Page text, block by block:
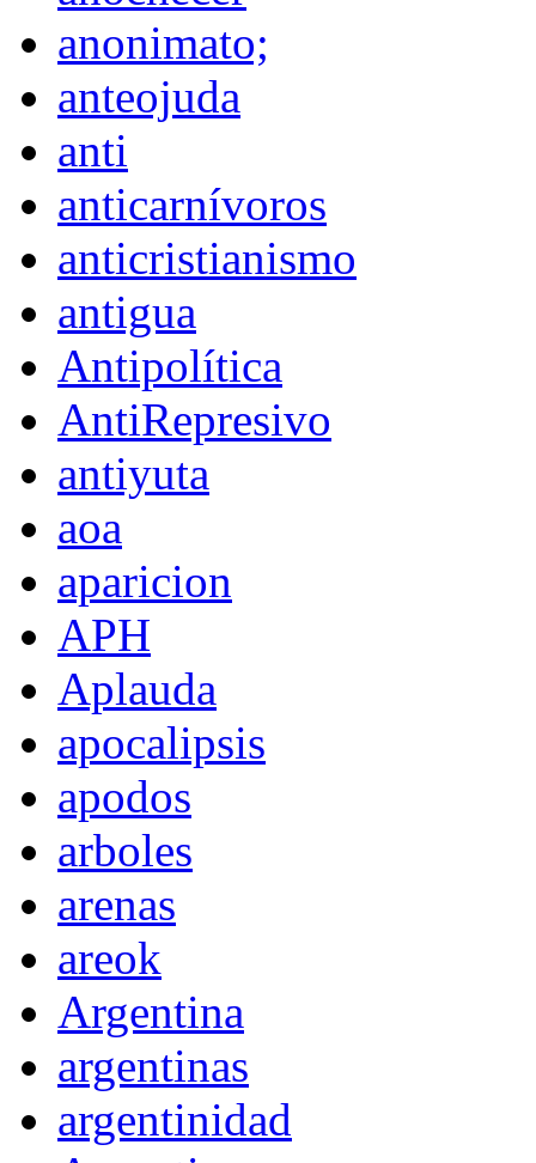
anonimato;
anteojuda
anti
anticarnívoros
anticristianismo
antigua
Antipolítica
AntiRepresivo
antiyuta
aoa
aparicion
APH
Aplauda
apocalipsis
apodos
arboles
arenas
areok
Argentina
argentinas
argentinidad